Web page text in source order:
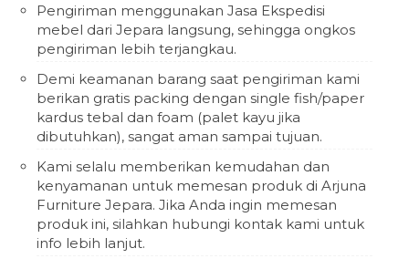
Pengiriman menggunakan Jasa Ekspedisi
mebel dari Jepara langsung, sehingga ongkos
pengiriman lebih terjangkau.
Demi keamanan barang saat pengiriman kami
berikan gratis packing dengan single fish/paper
kardus tebal dan foam (palet kayu jika
dibutuhkan), sangat aman sampai tujuan.
Kami selalu memberikan kemudahan dan
kenyamanan untuk memesan produk di Arjuna
Furniture Jepara. Jika Anda ingin memesan
produk ini, silahkan hubungi kontak kami untuk
info lebih lanjut.